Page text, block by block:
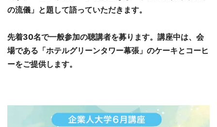
の流儀」と題して語っていただきます。
先着30名で一般参加の聴講者を募ります。講座中は、会
場である「ホテルグリーンタワー幕張」のケーキとコーヒ
ーをご提供します。